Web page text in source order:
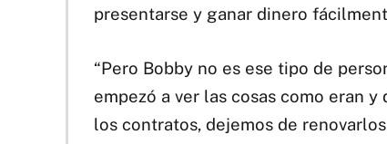
presentarse y ganar dinero
“Pero Bobby no es ese tipo de
empezó a ver las cosas como eran y
los contratos, dejemos de